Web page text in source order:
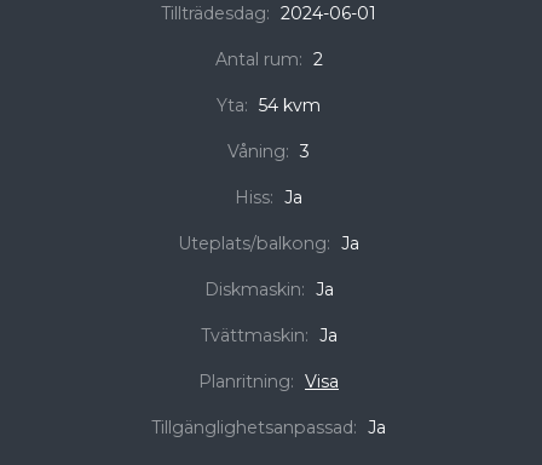
Tillträdesdag: 2024-06-01
Antal rum: 2
Yta: 54 kvm
Våning: 3
Hiss: Ja
Uteplats/balkong: Ja
Diskmaskin: Ja
Tvättmaskin: Ja
Planritning: Visa
Tillgänglighetsanpassad: Ja